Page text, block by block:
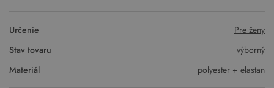
Určenie
Pre ženy
Stav tovaru
výborný
Materiál
polyester + elastan